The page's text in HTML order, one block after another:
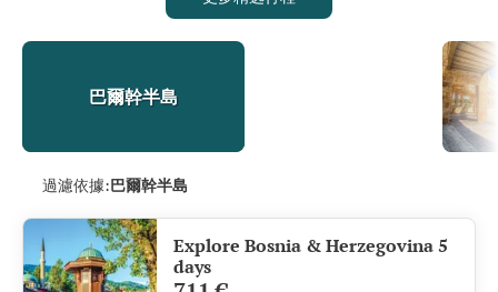
巴爾幹半島
過濾依據:巴爾幹半島
Explore Bosnia & Herzegovina 5
days